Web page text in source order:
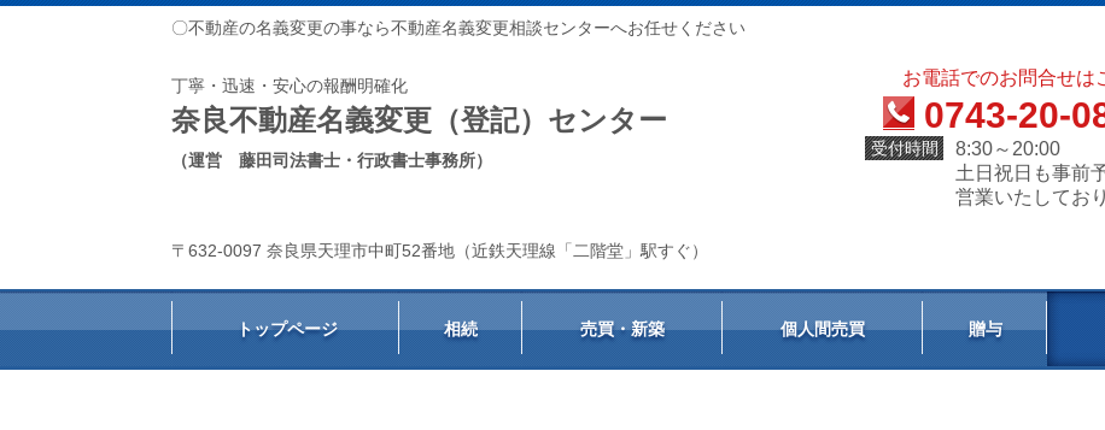
〇不動産の名義変更の事なら不動産名義変更相談センターへお任せください
丁寧・迅速・安心の報酬明確化
奈良不動産名義変更（登記）センター
（運営 藤田司法書士・行政書士事務所）
〒632-0097 奈良県天理市中町52番地（近鉄天理線「二階堂」駅すぐ）
お電話でのお問合せは
0743-20-
受付時間
8:30～20:00
土日祝日も事前
営業いたしてお
トップページ 相続 売買・新築 個人間売買 贈与